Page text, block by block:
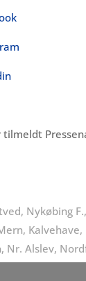
tilmeldt
Nykøbing
Nr. Alslev,